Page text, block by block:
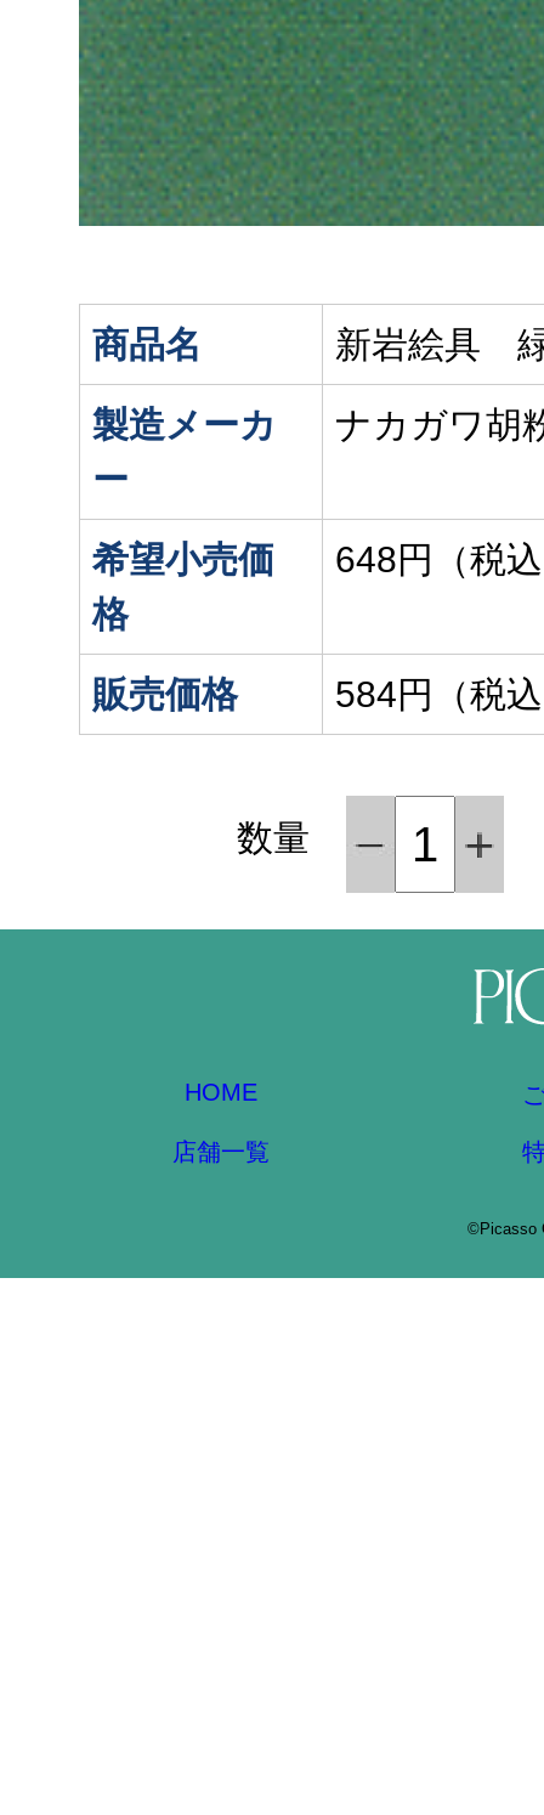
商品名
新岩絵具
製造メーカ
ー
ナカガワ胡
希望小売価
格
648円（税
販売価格 584円（税
数量
HOME
店舗一覧
©Picasso